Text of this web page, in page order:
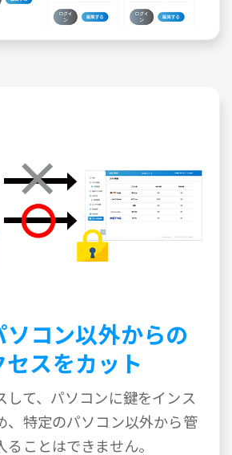
コン以外からの
セスをカット
して、パソコンに鍵をインス
、特定のパソコン以外から管
ことはできません。